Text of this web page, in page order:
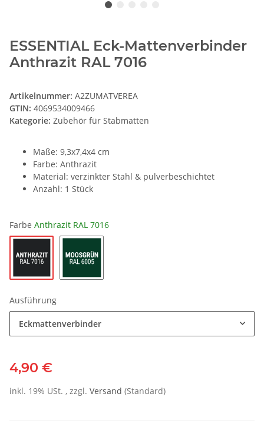
ESSENTIAL Eck-Mattenverbinder
Anthrazit RAL 7016
Artikelnummer: A2ZUMATVEREA
GTIN: 4069534009466
Kategorie: Zubehör für Stabmatten
Maße: 9,3x7,4x4 cm
Farbe: Anthrazit
Material: verzinkter Stahl & pulverbeschichtet
Anzahl: 1 Stück
Farbe Anthrazit RAL 7016
Ausführung
Eckmattenverbinder
4,90 €
inkl. 19% USt. , zzgl. Versand (Standard)